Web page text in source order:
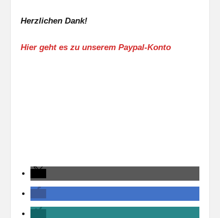
Herzlichen Dank!
Hier geht es zu unserem Paypal-Konto